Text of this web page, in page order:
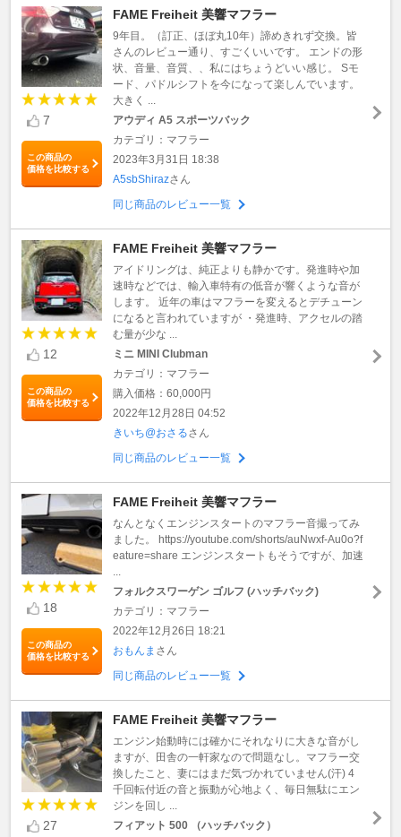
7
この商品の
価格を比較する
FAME Freiheit 美響マフラー
9年目。（訂正、ほぼ丸10年）諦めきれず交換。皆
さんのレビュー通り、すごくいいです。 エンドの形
状、音量、音質、、私にはちょうどいい感じ。 Sモ
ード、パドルシフトを今になって楽しんでいます。
大きく ...
アウディ A5 スポーツバック
カテゴリ：マフラー
2023年3月31日 18:38
A5sbShirazさん
同じ商品のレビュー一覧
12
この商品の
価格を比較する
FAME Freiheit 美響マフラー
アイドリングは、純正よりも静かです。発進時や加
速時などでは、輸入車特有の低音が響くような音が
します。 近年の車はマフラーを変えるとデチューン
になると言われていますが ・発進時、アクセルの踏
む量が少な ...
ミニ MINI Clubman
カテゴリ：マフラー
購入価格：60,000円
2022年12月28日 04:52
きいち@おさるさん
同じ商品のレビュー一覧
18
この商品の
価格を比較する
FAME Freiheit 美響マフラー
なんとなくエンジンスタートのマフラー音撮ってみ
ました。 https://youtube.com/shorts/auNwxf-Au0o?f
eature=share エンジンスタートもそうですが、加速
...
フォルクスワーゲン ゴルフ (ハッチバック)
カテゴリ：マフラー
2022年12月26日 18:21
おもんま さん
同じ商品のレビュー一覧
27
FAME Freiheit 美響マフラー
エンジン始動時には確かにそれなりに大きな音がし
ますが、田舎の一軒家なので問題なし。マフラー交
換したこと、妻にはまだ気づかれていません(汗) 4
千回転付近の音と振動が心地よく、毎日無駄にエン
ジンを回し ...
フィアット 500 （ハッチバック）